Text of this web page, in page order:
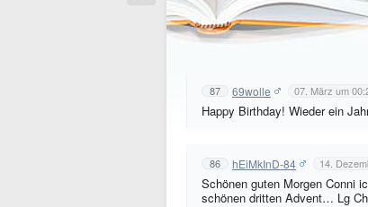
87 69wolle 07. März um
Happy Birthday! Wieder ein
86 hEiMkInD-84 14.
Schönen guten Morgen Conni
schönen dritten Advent… Lg